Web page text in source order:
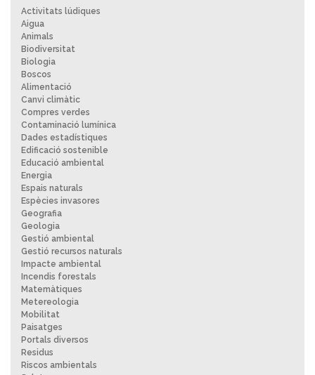
Activitats lúdiques
Aigua
Animals
Biodiversitat
Biologia
Boscos
Alimentació
Canvi climàtic
Compres verdes
Contaminació lumínica
Dades estadístiques
Edificació sostenible
Educació ambiental
Energia
Espais naturals
Espècies invasores
Geografia
Geologia
Gestió ambiental
Gestió recursos naturals
Impacte ambiental
Incendis forestals
Matemàtiques
Metereologia
Mobilitat
Paisatges
Portals diversos
Residus
Riscos ambientals